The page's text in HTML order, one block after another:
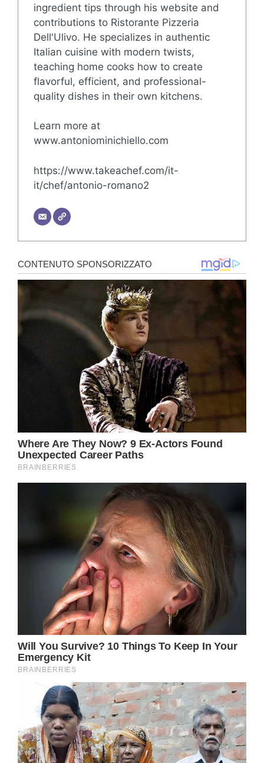
ingredient tips through his website and
contributions to Ristorante Pizzeria
Dell'Ulivo. He specializes in authentic
Italian cuisine with modern twists,
teaching home cooks how to create
flavorful, efficient, and professional-
quality dishes in their own kitchens.
Learn more at
www.antoniominichiello.com
https://www.takeachef.com/it-
it/chef/antonio-romano2